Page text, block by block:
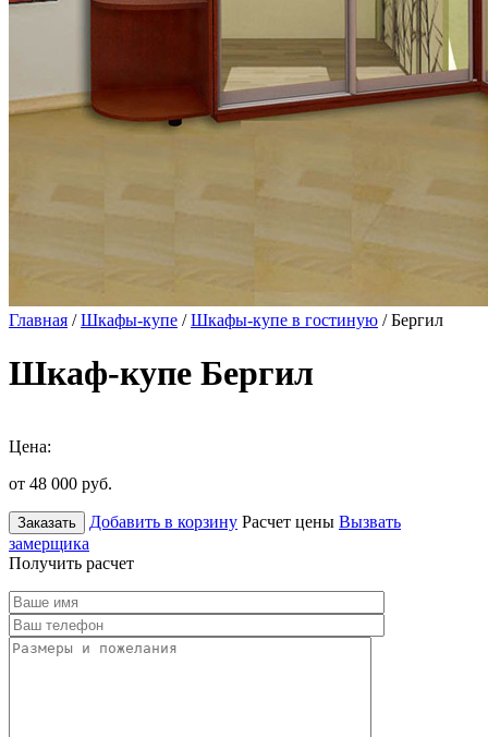
Главная /Шкафы-купе /Шкафы-купе в гостиную / Бергил
Шкаф-купе Бергил
Цена:
от 48 000 руб.
Заказать Добавить в корзину Расчет цены Вызвать
замерщика
Получить расчет